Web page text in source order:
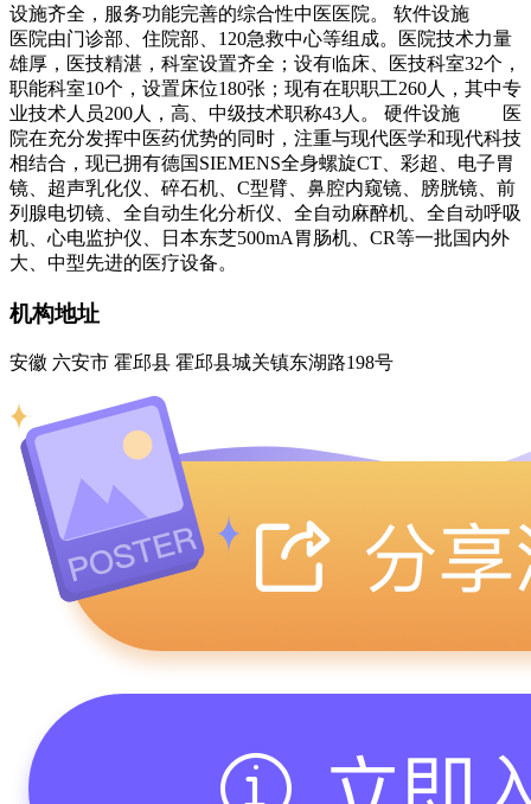
设施齐全，服务功能完善的综合性中医医院。 软件设施
医院由门诊部、住院部、120急救中心等组成。医院技术力量
雄厚，医技精湛，科室设置齐全；设有临床、医技科室32个，
职能科室10个，设置床位180张；现有在职职工260人，其中专
业技术人员200人，高、中级技术职称43人。 硬件设施 医
院在充分发挥中医药优势的同时，注重与现代医学和现代科技
相结合，现已拥有德国SIEMENS全身螺旋CT、彩超、电子胃
镜、超声乳化仪、碎石机、C型臂、鼻腔内窥镜、膀胱镜、前
列腺电切镜、全自动生化分析仪、全自动麻醉机、全自动呼吸
机、心电监护仪、日本东芝500mA胃肠机、CR等一批国内外
大、中型先进的医疗设备。
机构地址
安徽 六安市 霍邱县 霍邱县城关镇东湖路198号